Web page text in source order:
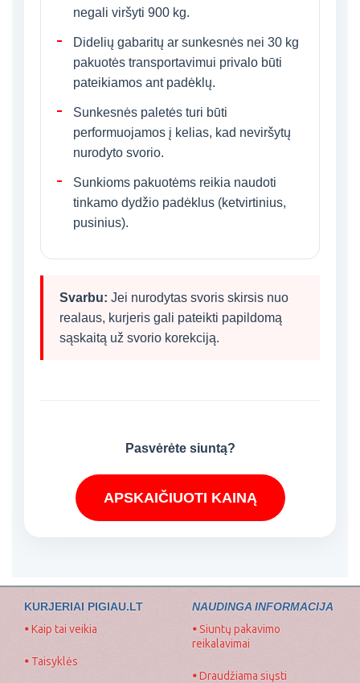
negali viršyti 900 kg.
Didelių gabaritų ar sunkesnės nei 30 kg
pakuotės transportavimui privalo būti
pateikiamos ant padėklų.
Sunkesnės paletės turi būti
performuojamos į kelias, kad neviršytų
nurodyto svorio.
Sunkioms pakuotėms reikia naudoti
tinkamo dydžio padėklus (ketvirtinius,
pusinius).
Svarbu: Jei nurodytas svoris skirsis nuo
realaus, kurjeris gali pateikti papildomą
sąskaitą už svorio korekciją.
Pasvėrėte siuntą?
APSKAIČIUOTI KAINĄ
KURJERIAI PIGIAU.LT
•Kaip tai veikia
• Taisyklės
NAUDINGA INFORMACIJA
•Siuntų pakavimo
reikalavimai
•Draudžiama siųsti